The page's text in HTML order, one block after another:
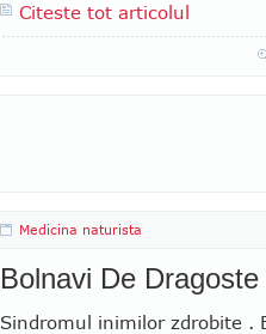
Citeste tot articolul
Medicina naturista
Bolnavi De Dragoste
Sindromul inimilor zdrobite .